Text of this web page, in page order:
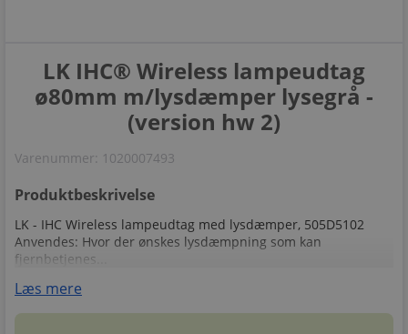
LK IHC® Wireless lampeudtag
ø80mm m/lysdæmper lysegrå -
(version hw 2)
Varenummer: 1020007493
Produktbeskrivelse
LK - IHC Wireless lampeudtag med lysdæmper, 505D5102
Anvendes: Hvor der ønskes lysdæmpning som kan
fjernbetjenes...
Læs mere